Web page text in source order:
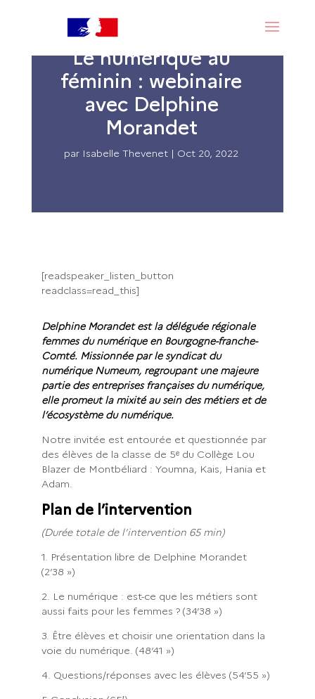
Le numérique au
féminin : webinaire
avec Delphine
Morandet
par Isabelle Thevenet | Oct 20, 2022
[readspeaker_listen_button
readclass=read_this]
Delphine Morandet est la déléguée régionale
femmes du numérique en Bourgogne-franche-
Comté. Missionnée par le syndicat du
numérique Numeum, regroupant une majeure
partie des entreprises françaises du numérique,
elle promeut la mixité au sein des métiers et de
l’écosystème du numérique.
Notre invitée est entourée et questionnée par
des élèves de la classe de 5ᵉ du Collège Lou
Blazer de Montbéliard : Youmna, Kais, Hania et
Adam.
Plan de l’intervention
(Durée totale de l’intervention 65 min)
1. Présentation libre de Delphine Morandet
(2’38 »)
2. Le numérique : est-ce que les métiers sont
aussi faits pour les femmes ? (34’38 »)
3. Être élèves et choisir une orientation dans la
voie du numérique. (48’41 »)
4. Questions/réponses avec les élèves (54’55 »)